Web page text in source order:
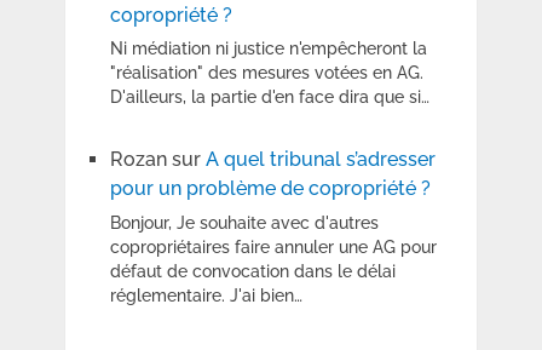
copropriété ?
Ni médiation ni justice n'empêcheront la
"réalisation" des mesures votées en AG.
D'ailleurs, la partie d'en face dira que si…
Rozansur A quel tribunal s’adresser
pour un problème de copropriété ?
Bonjour, Je souhaite avec d'autres
copropriétaires faire annuler une AG pour
défaut de convocation dans le délai
réglementaire. J'ai bien…